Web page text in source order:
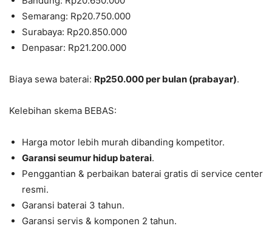
Semarang: Rp20.750.000
Surabaya: Rp20.850.000
Denpasar: Rp21.200.000
Biaya sewa baterai: Rp250.000 per bulan (prabayar).
Kelebihan skema BEBAS:
Harga motor lebih murah dibanding kompetitor.
Garansi seumur hidup baterai.
Penggantian & perbaikan baterai gratis di service center
resmi.
Garansi baterai 3 tahun.
Garansi servis & komponen 2 tahun.